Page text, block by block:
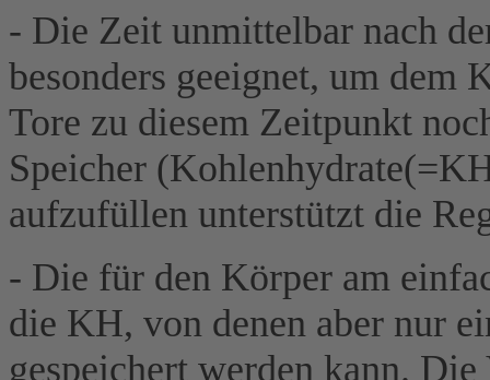
- Die Zeit unmittelbar nach
besonders geeignet, um dem
Tore zu diesem Zeitpunkt
Speicher
aufzufüllen unterstützt die
- Die für den Körper am
die KH, von denen aber nur
gespeichert werden kann.